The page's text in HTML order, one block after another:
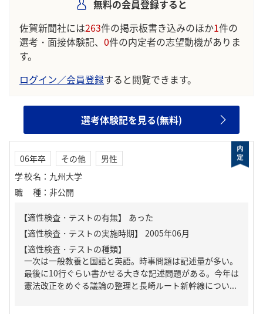
無料の会員登録すると
佐賀新聞社には263件の掲示板書き込みのほか1件の
選考・面接体験記、 0件の内定者の志望動機がありま
す。
ログイン／会員登録すると閲覧できます。
選考体験記を見る(無料)
06年卒 その他
男性
学校名 ： 九州大学
職種 ： 非公開
【適性検査・テストの有無】 あった
【適性検査・テストの種類】
一次は一般教養と国語と英語。時事問題は記述量が多い。
最後に10行ぐらい書かせる大きな記述問題がある。今年は
憲法改正をめぐる議論の整理と長崎ルート新幹線につい...